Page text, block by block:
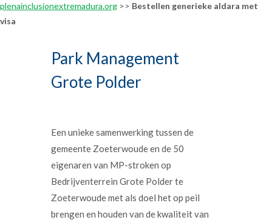
plenainclusionextremadura.org >> Bestellen generieke aldara met
visa
Park Management
Grote Polder
Een unieke samenwerking tussen de
gemeente Zoeterwoude en de 50
eigenaren van MP-stroken op
Bedrijventerrein Grote Polder te
Zoeterwoude met als doel het op peil
brengen en houden van de kwaliteit van